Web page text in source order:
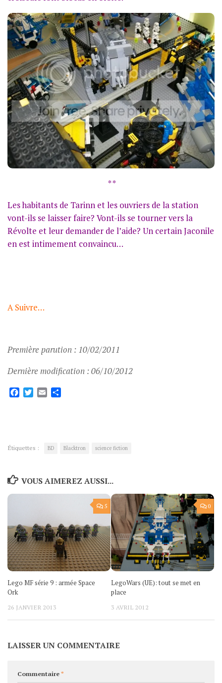
* *
Les habitants de Tarinn et les ouvriers de la station
vont-ils se laisser faire? Vont-ils se tourner vers la
Révolte et leur demander de l’aide? Un certain Jaconile
en est intimement convaincu…
A Suivre…
Première parution : 10/02/2011
Dernière modification : 06/10/2012
Facebook
Twitter
Email
Étiquettes : BD Blacktron science fiction
VOUS AIMEREZ AUSSI...
5
Lego MF série 9 : armée Space
Ork
26 JANVIER 2013
0
LegoWars (UE): tout se met en
place
3 AVRIL 2012
LAISSER UN COMMENTAIRE
Commentaire*